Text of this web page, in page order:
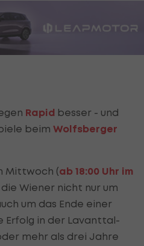
Rapid besser - und
beim Wolfsberger
Mittwoch (ab 18:00 Uhr im
Wiener nicht nur um
um das Ende einer
Erfolg in der Lavanttal-
mehr als drei Jahre